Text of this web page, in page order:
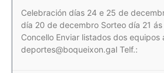
Celebración días 24 e 25 de
día 20 de decembro Sorteo día 21
Concello Enviar listados dos equipos
deportes@boqueixon.gal Telf.: